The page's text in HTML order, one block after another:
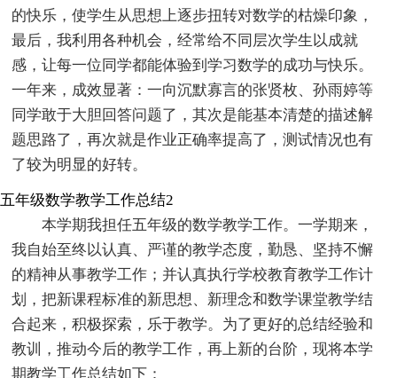
的快乐，使学生从思想上逐步扭转对数学的枯燥印象，
最后，我利用各种机会，经常给不同层次学生以成就
感，让每一位同学都能体验到学习数学的成功与快乐。
一年来，成效显著：一向沉默寡言的张贤枚、孙雨婷等
同学敢于大胆回答问题了，其次是能基本清楚的描述解
题思路了，再次就是作业正确率提高了，测试情况也有
了较为明显的好转。
五年级数学教学工作总结2
本学期我担任五年级的数学教学工作。一学期来，
我自始至终以认真、严谨的教学态度，勤恳、坚持不懈
的精神从事教学工作；并认真执行学校教育教学工作计
划，把新课程标准的新思想、新理念和数学课堂教学结
合起来，积极探索，乐于教学。为了更好的总结经验和
教训，推动今后的教学工作，再上新的台阶，现将本学
期教学工作总结如下：